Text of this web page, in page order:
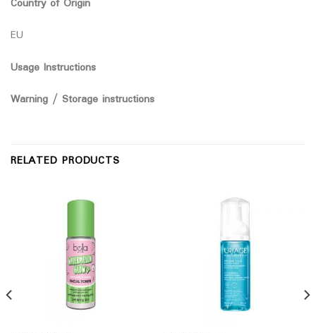
Country of Origin
EU
Usage Instructions
Warning / Storage instructions
RELATED PRODUCTS